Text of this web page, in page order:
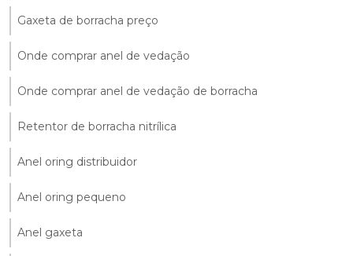
Gaxeta de borracha preço
Onde comprar anel de vedação
Onde comprar anel de vedação de borracha
Retentor de borracha nitrílica
Anel oring distribuidor
Anel oring pequeno
Anel gaxeta